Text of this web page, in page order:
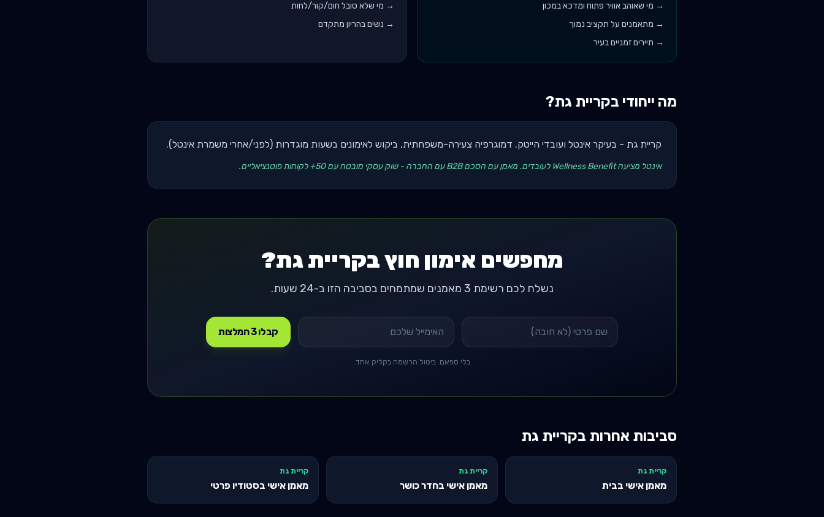
→ מי שאוהב אוויר פתוח ומדכא במכון
→ מתאמנים על תקציב נמוך
→ תיירים זמניים בעיר
→ מי שלא סובל חום/קור/לחות
→ נשים בהריון מתקדם
מה ייחודי בקריית גת?
קריית גת - בעיקר אינטל ועובדי הייטק. דמוגרפיה צעירה-משפחתית, ביקוש לאימונים בשעות מוגדרות (לפני/אחרי משמרת אינטל).
אינטל מציעה Wellness Benefit לעובדים. מאמן עם הסכם B2B עם החברה - שוק עסקי מובטח עם 50+ לקוחות פוטנציאליים.
מחפשים אימון חוץ בקריית גת?
נשלח לכם רשימת 3 מאמנים שמתמחים בסביבה הזו ב-24 שעות.
קבלו 3 המלצות
בלי ספאם. ביטול הרשמה בקליק אחד.
סביבות אחרות בקריית גת
קריית גת
מאמן אישי בבית
קריית גת
מאמן אישי בחדר כושר
קריית גת
מאמן אישי בסטודיו פרטי